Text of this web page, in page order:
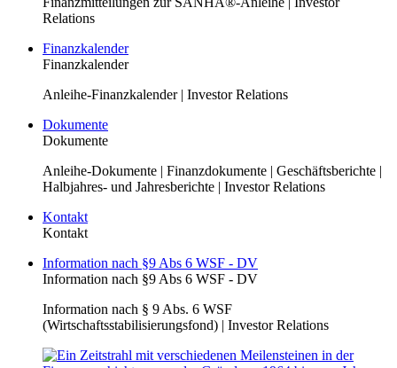
Relations
Finanzkalender
Finanzkalender
Anleihe-Finanzkalender | Investor Relations
Dokumente
Dokumente
Anleihe-Dokumente | Finanzdokumente | Geschäftsberichte |
Halbjahres- und Jahresberichte | Investor Relations
Kontakt
Kontakt
Information nach §9 Abs 6 WSF - DV
Information nach §9 Abs 6 WSF - DV
Information nach § 9 Abs. 6 WSF
(Wirtschaftsstabilisierungsfond) | Investor Relations